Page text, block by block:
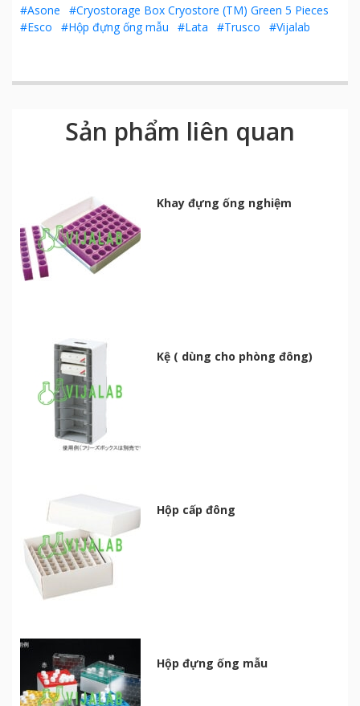
#Asone
#Cryostorage Box Cryostore (TM) Green 5 Pieces
#Esco
#Hộp đựng ống mẫu #Lata #Trusco #Vijalab
Sản phẩm liên quan
Khay đựng ống nghiệm
Kệ ( dùng cho phòng đông)
Hộp cấp đông
Hộp đựng ống mẫu